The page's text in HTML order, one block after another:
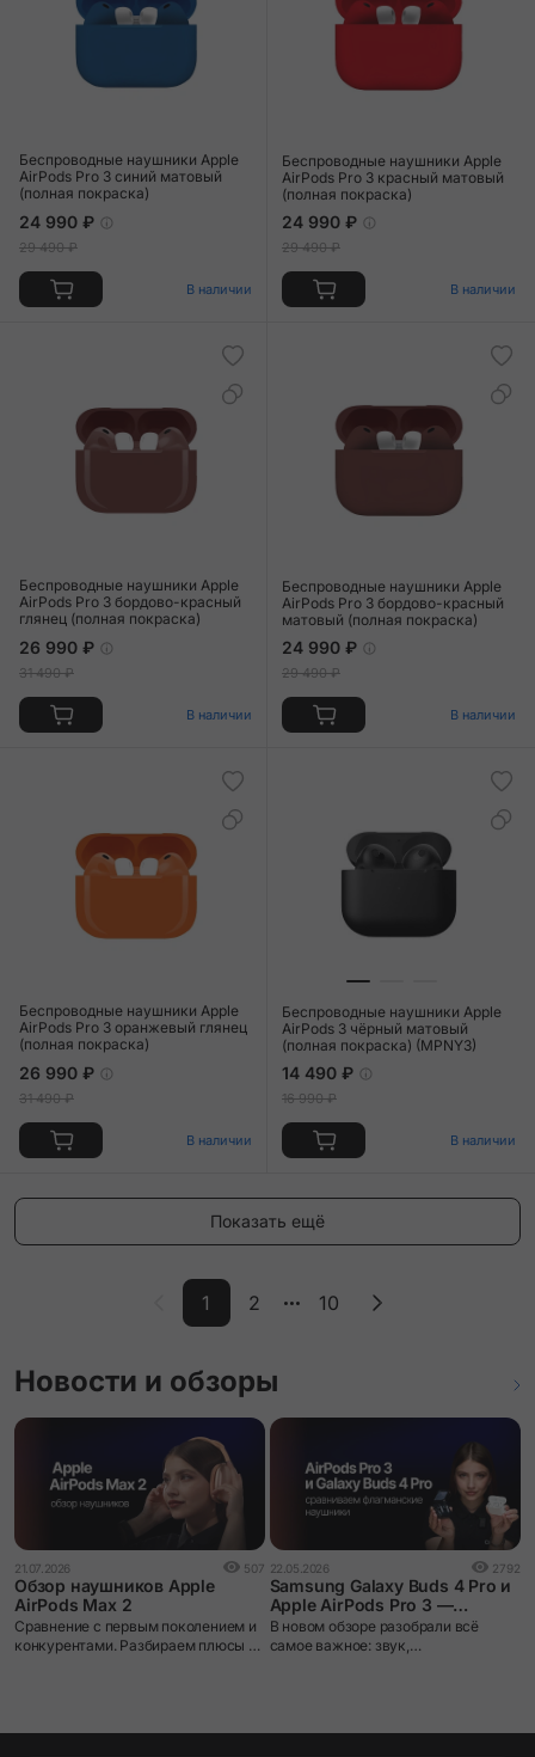
Беспроводные наушники Apple
AirPods Pro 3 синий матовый
(полная покраска)
24 990 ₽
29 490 ₽
В наличии
Беспроводные наушники Apple
AirPods Pro 3 красный матовый
(полная покраска)
24 990 ₽
29 490 ₽
В наличии
Беспроводные наушники Apple
AirPods Pro 3 бордово-красный
глянец (полная покраска)
26 990 ₽
31 490 ₽
В наличии
Беспроводные наушники Apple
AirPods Pro 3 бордово-красный
матовый (полная покраска)
24 990 ₽
29 490 ₽
В наличии
Беспроводные наушники Apple
AirPods Pro 3 оранжевый глянец
(полная покраска)
26 990 ₽
31 490 ₽
В наличии
Беспроводные наушники Apple
AirPods 3 чёрный матовый
(полная покраска) (MPNY3)
14 490 ₽
16 990 ₽
В наличии
Показать ещё
1 2 10
Новости и обзоры
21.07.2026 507
Обзор наушников Apple
AirPods Max 2
Сравнение с первым поколением и
конкурентами. Разбираем плюсы и
22.05.2026 2792
Samsung Galaxy Buds 4 Pro и
Apple AirPods Pro 3 —
сравнение двух флагманских
TWS-наушников
В новом обзоре разобрали всё
самое важное: звук,